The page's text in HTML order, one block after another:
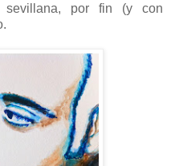
sevillana, por fin (y con